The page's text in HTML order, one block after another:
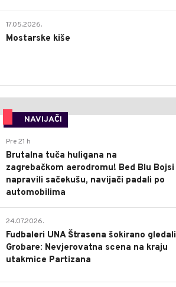
17.05.2026.
Mostarske kiše
NAVIJAČI
Pre 21 h
Brutalna tuča huligana na
zagrebačkom aerodromu! Bed Blu Bojsi
napravili sačekušu, navijači padali po
automobilima
24.07.2026.
Fudbaleri UNA Štrasena šokirano gledali
Grobare: Nevjerovatna scena na kraju
utakmice Partizana